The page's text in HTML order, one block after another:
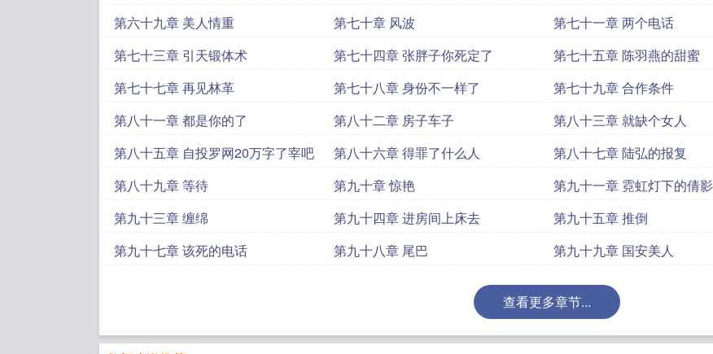
第六十九章 美人情重
第七十章 风波 第七十一章 两个电话
第七十三章 引天锻体术
第七十四章 张胖子你死定了 第七十五章 陈羽燕的甜蜜
第七十七章 再见林革
第七十八章 身份不一样了 第七十九章 合作条件
第八十一章 都是你的了
第八十二章 房子车子 第八十三章 就缺个女人
第八十五章 自投罗网20万字了宰吧
第八十六章 得罪了什么人 第八十七章 陆弘的报复
第八十九章 等待
第九十章 惊艳 第九十一章 霓虹灯下的倩影
第九十三章 缠绵
第九十四章 进房间上床去 第九十五章 推倒
第九十七章 该死的电话
第九十八章 尾巴 第九十九章 国安美人
查看更多章节...